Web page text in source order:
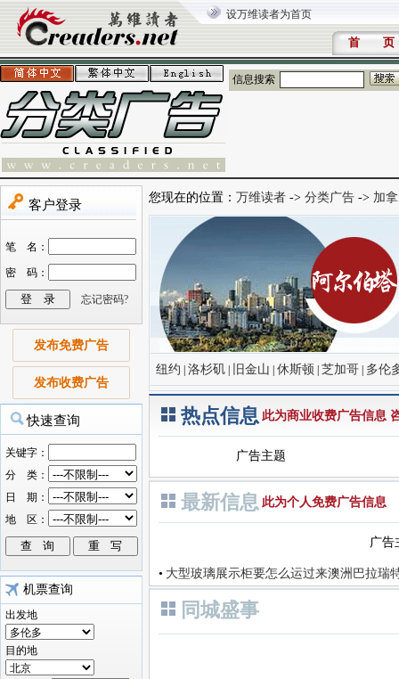
设万维读者为首页
首 页
信息搜索
发布免费广告
发布收费广告
机票查询
出发地
目的地
您现在的位置： 万维读者 -> 分类广告 -> 加
纽约 洛杉矶 旧金山 休斯顿 芝加哥 多伦
热点信息 此为商业收费广告信息
广告主题
最新信息 此为个人免费广告信息
广告
• 大型玻璃展示柜要怎么运过来澳洲巴拉瑞
同城盛事